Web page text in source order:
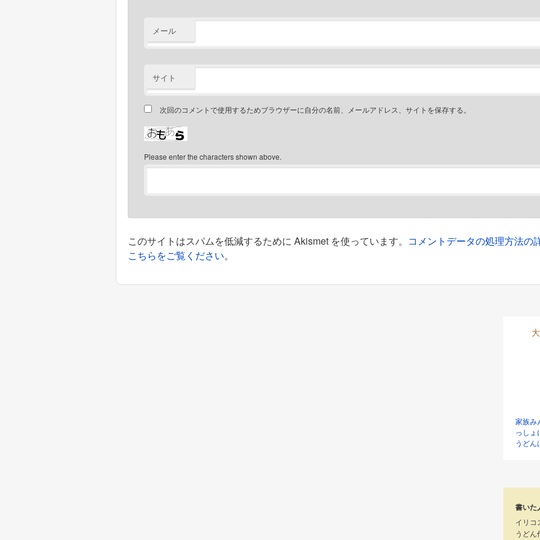
メール
サイト
次回のコメントで使用するためブラウザーに自分の名前、メールアドレス、サイトを保存する。
Please enter the characters shown above.
このサイトはスパムを低減するために Akismet を使っています。 コメントデータの処理方法の
こちらをご覧ください。
家族み
っしょ
うどん
書いた
イリコ
うどん